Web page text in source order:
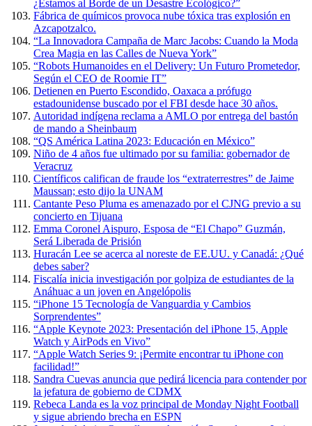
¿Estamos al Borde de un Desastre Ecológico?”
Fábrica de químicos provoca nube tóxica tras explosión en
Azcapotzalco.
“La Innovadora Campaña de Marc Jacobs: Cuando la Moda
Crea Magia en las Calles de Nueva York”
“Robots Humanoides en el Delivery: Un Futuro Prometedor,
Según el CEO de Roomie IT”
Detienen en Puerto Escondido, Oaxaca a prófugo
estadounidense buscado por el FBI desde hace 30 años.
Autoridad indígena reclama a AMLO por entrega del bastón
de mando a Sheinbaum
“QS América Latina 2023: Educación en México”
Niño de 4 años fue ultimado por su familia: gobernador de
Veracruz
Científicos califican de fraude los “extraterrestres” de Jaime
Maussan; esto dijo la UNAM
Cantante Peso Pluma es amenazado por el CJNG previo a su
concierto en Tijuana
Emma Coronel Aispuro, Esposa de “El Chapo” Guzmán,
Será Liberada de Prisión
Huracán Lee se acerca al noreste de EE.UU. y Canadá: ¿Qué
debes saber?
Fiscalía inicia investigación por golpiza de estudiantes de la
Anáhuac a un joven en Angelópolis
“iPhone 15 Tecnología de Vanguardia y Cambios
Sorprendentes”
“Apple Keynote 2023: Presentación del iPhone 15, Apple
Watch y AirPods en Vivo”
“Apple Watch Series 9: ¡Permite encontrar tu iPhone con
facilidad!”
Sandra Cuevas anuncia que pedirá licencia para contender por
la jefatura de gobierno de CDMX
Rebeca Landa es la voz principal de Monday Night Football
y sigue abriendo brecha en ESPN